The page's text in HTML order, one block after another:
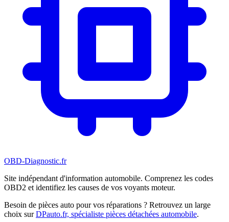
OBD-Diagnostic.fr
Site indépendant d'information automobile. Comprenez les codes
OBD2 et identifiez les causes de vos voyants moteur.
Besoin de pièces auto pour vos réparations ? Retrouvez un large
choix sur DPauto.fr, spécialiste pièces détachées automobile.